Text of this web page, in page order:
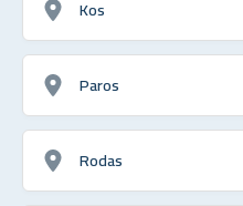
Kos
Paros
Rodas